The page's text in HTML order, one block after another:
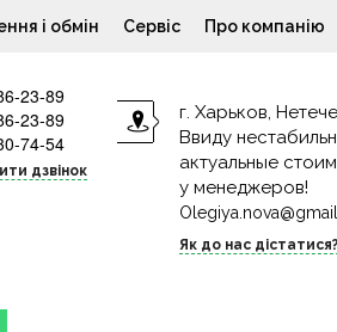
і обмін Сервіс Про компанію
23-89
23-89
74-54
дзвінок
г. Харьков,
Ввиду
актуальные
у менеджеров!
Як до нас дістатися?